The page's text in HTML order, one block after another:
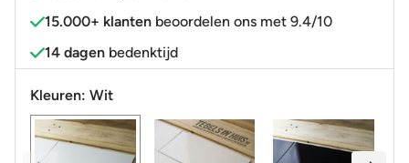
15.000+ klanten beoordelen ons met 9.4/10
14 dagen bedenktijd
Kleuren: Wit